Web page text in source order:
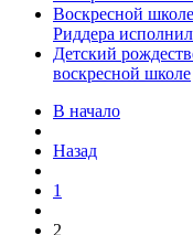
Воскресной
Риддера
Детский
воскресной школе
В начало
Назад
1
2